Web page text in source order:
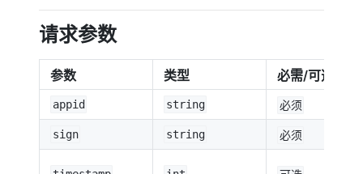
请求参数
参数 类型 必需/可选
appid string 必须
sign string 必须